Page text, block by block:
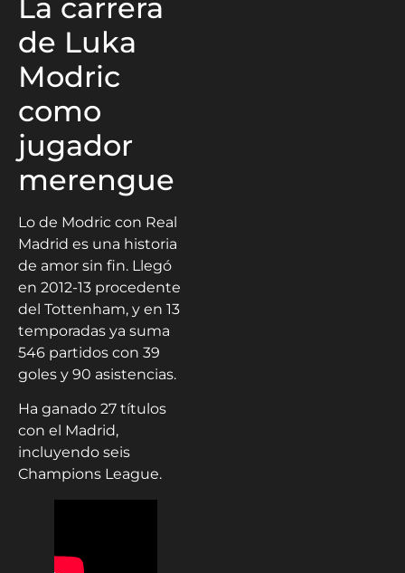
La carrera
de Luka
Modric
como
jugador
merengue
Lo de Modric con Real
Madrid es una historia
de amor sin fin. Llegó
en 2012-13 procedente
del Tottenham, y en 13
temporadas ya suma
546 partidos con 39
goles y 90 asistencias.
Ha ganado 27 títulos
con el Madrid,
incluyendo seis
Champions League.